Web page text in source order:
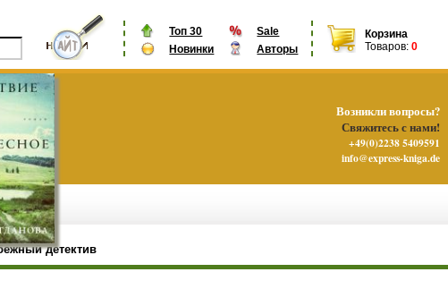
Топ 30
Sale
Новинки
Авторы
Корзина
Товаров: 0
детектив
Возникли вопросы?
Свяжитесь с нами!
+49(0)2238 5409591
info@express-kniga.de